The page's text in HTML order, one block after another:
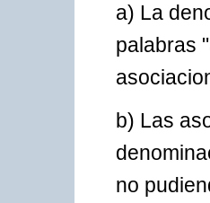
a) La
palabras
b) Las
no